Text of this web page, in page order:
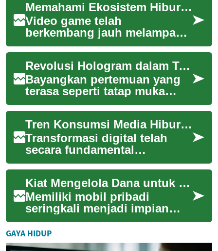
Memahami Ekosistem Hiburan Digital di Seluruh Dunia
Video game telah
berkembang jauh melampaui
sekadar hiburan sederhana,
menjadi pilar utama dalam
ekosistem digital glo...
Revolusi Hologram dalam Telekomunikasi: Komunikasi 3D Baru
Bayangkan pertemuan yang
terasa seperti tatap muka
meski peserta terpisah jarak
jauh. Teknologi hologram
untuk teleko...
Tren Konsumsi Media Hiburan Digital
Transformasi digital telah
secara fundamental
mengubah cara individu
berinteraksi dengan hiburan.
Dari media tradisio...
Kiat Mengelola Dana untuk Pembelian Mobil
Memiliki mobil pribadi
seringkali menjadi impian
banyak orang, namun proses
pembeliannya membutuhkan
perencanaan fina...
GAYA HIDUP